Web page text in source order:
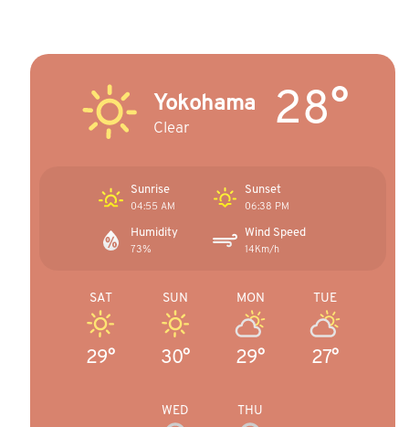
Yokohama
Clear 28°
Sunrise
04:55 AM
Sunset
06:38 PM
Humidity
73%
Wind Speed
14Km/h
SAT
29°
SUN
30°
MON
29°
TUE
27°
WED THU